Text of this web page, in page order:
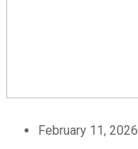
February 11, 2026